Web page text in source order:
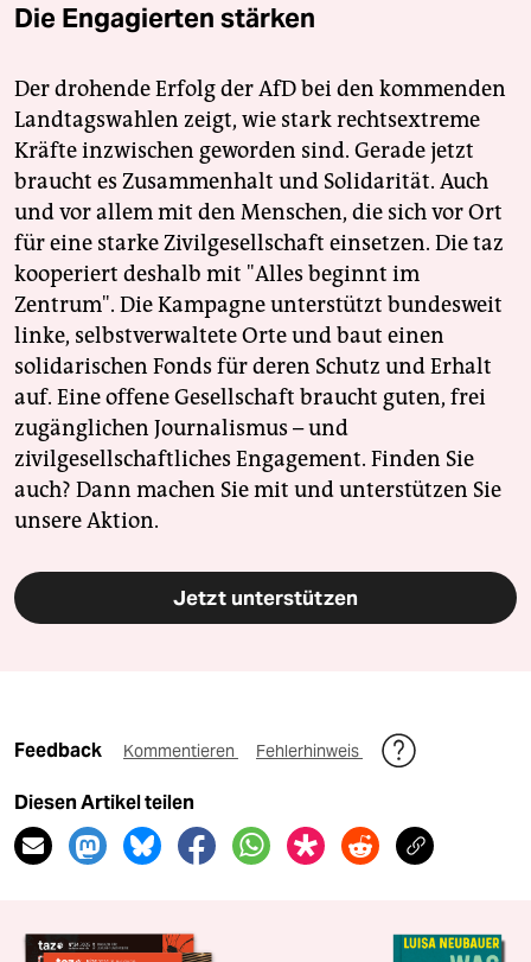
Die Engagierten stärken
Der drohende Erfolg der AfD bei den kommenden
Landtagswahlen zeigt, wie stark rechtsextreme
Kräfte inzwischen geworden sind. Gerade jetzt
braucht es Zusammenhalt und Solidarität. Auch
und vor allem mit den Menschen, die sich vor Ort
für eine starke Zivilgesellschaft einsetzen. Die taz
kooperiert deshalb mit "Alles beginnt im
Zentrum". Die Kampagne unterstützt bundesweit
linke, selbstverwaltete Orte und baut einen
solidarischen Fonds für deren Schutz und Erhalt
auf. Eine offene Gesellschaft braucht guten, frei
zugänglichen Journalismus – und
zivilgesellschaftliches Engagement. Finden Sie
auch? Dann machen Sie mit und unterstützen Sie
unsere Aktion.
Jetzt unterstützen
Feedback Kommentieren Fehlerhinweis
Diesen Artikel teilen